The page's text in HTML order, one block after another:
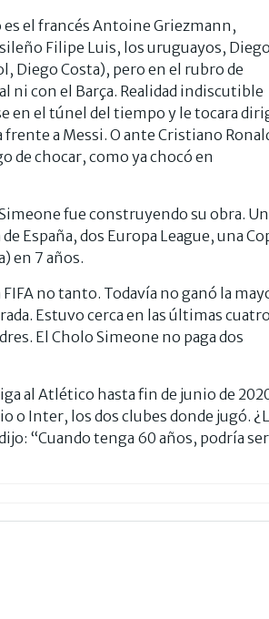
el francés Antoine Griezmann,
Filipe Luis, los uruguayos, Diego
Diego Costa), pero en el rubro de
ni con el Barça. Realidad indiscutible
en el túnel del tiempo y le tocara
a Messi. O ante Cristiano
de chocar, como ya chocó en
fue construyendo su obra.
España, dos Europa League, una
en 7 años.
FIFA no tanto. Todavía no ganó la
Estuvo cerca en las últimas cuatro
El Cholo Simeone no paga dos
al Atlético hasta fin de junio de
o Inter, los dos clubes donde jugó.
“Cuando tenga 60 años, podría